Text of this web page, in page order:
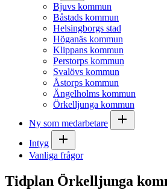
Bjuvs kommun
Båstads kommun
Helsingborgs stad
Höganäs kommun
Klippans kommun
Perstorps kommun
Svalövs kommun
Åstorps kommun
Ängelholms kommun
Örkelljunga kommun
Ny som medarbetare
Intyg
Vanliga frågor
Tidplan Örkelljunga